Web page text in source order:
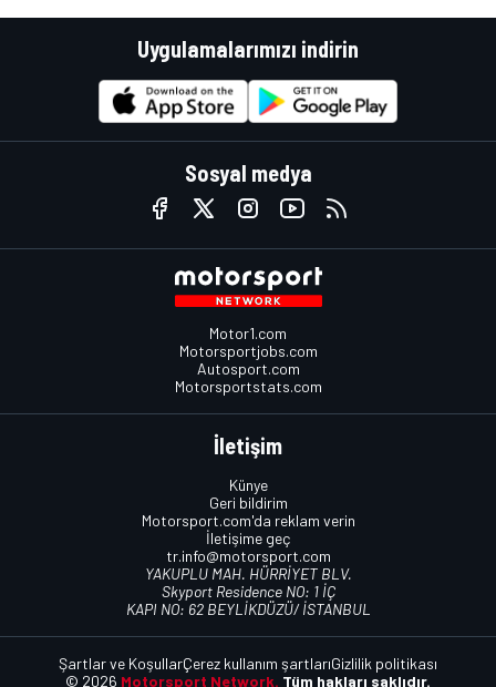
Uygulamalarımızı indirin
Sosyal medya
Motor1.com
Motorsportjobs.com
Autosport.com
Motorsportstats.com
İletişim
Künye
Geri bildirim
Motorsport.com'da reklam verin
İletişime geç
tr.info@motorsport.com
YAKUPLU MAH. HÜRRİYET BLV.
Skyport Residence NO: 1 İÇ
KAPI NO: 62 BEYLİKDÜZÜ/ İSTANBUL
© 2026 Motorsport Network. Tüm hakları saklıdır.
Şartlar ve KoşullarÇerez kullanım şartlarıGizlilik politikası